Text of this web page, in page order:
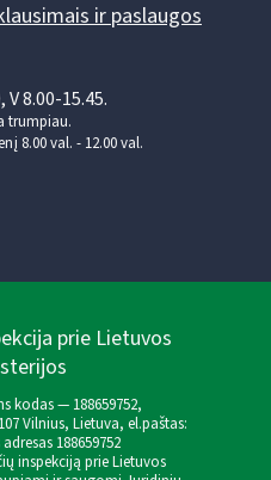
ir paslaugos
8.00-15.45.
trumpiau.
8.00 val. - 12.00 val.
prie Lietuvos
kodas — 188659752,
Vilnius, Lietuva, el.paštas:
188659752
inspekciją prie Lietuvos